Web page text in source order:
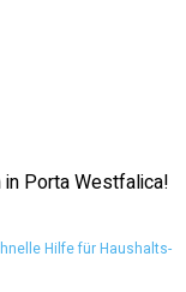
Porta Westfalica!
Hilfe für Haushalts-